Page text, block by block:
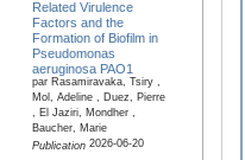
Related Virulence
Factors and the
Formation of Biofilm in
Pseudomonas
aeruginosa PAO1
par Rasamiravaka, Tsiry ,
Mol, Adeline , Duez, Pierre
, El Jaziri, Mondher ,
Baucher, Marie
Publication2026-06-20